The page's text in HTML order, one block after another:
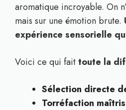
aromatique incroyable. On
mais sur une émotion brute.
expérience sensorielle
Voici ce qui faittoute la
Sélection directe
Torréfaction